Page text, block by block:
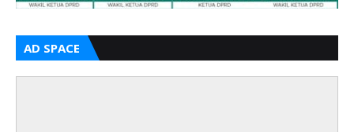
AD SPACE